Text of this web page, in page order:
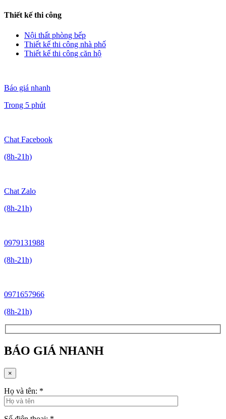
Thiết kế thi công
Nội thất phòng bếp
Thiết kế thi công nhà phố
Thiết kế thi công căn hộ
Báo giá nhanh
Trong 5 phút
Chat Facebook
(8h-21h)
Chat Zalo
(8h-21h)
0979131988
(8h-21h)
0971657966
(8h-21h)
BÁO GIÁ NHANH
×
Họ và tên: *